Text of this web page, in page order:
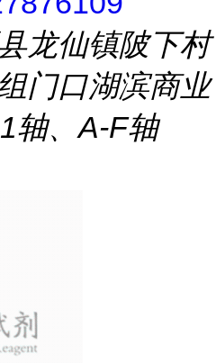
龙仙镇陂下村
门口湖滨商业
轴、A-F轴